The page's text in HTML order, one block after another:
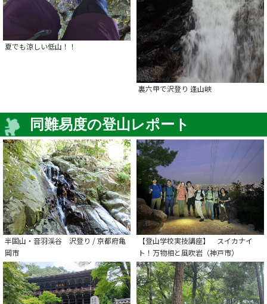
夏でも涼しい低山！！
裏六甲で沢登り 逢山峡
同難易度の登山レポート
半国山・音羽渓谷 沢登り / 京都府亀
岡市
【登山学校実技講座】 スイカナイ
ト！万物相と風吹岩（神戸市）